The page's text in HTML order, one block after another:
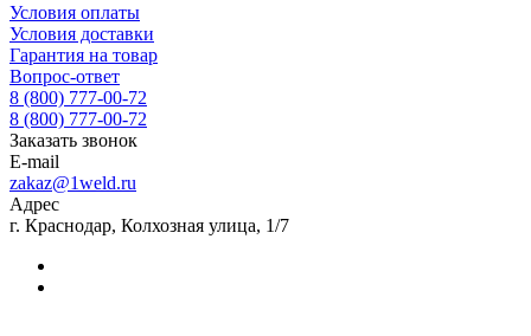
Условия оплаты
Условия доставки
Гарантия на товар
Вопрос-ответ
8 (800) 777-00-72
8 (800) 777-00-72
Заказать звонок
E-mail
zakaz@1weld.ru
Адрес
г. Краснодар, Колхозная улица, 1/7